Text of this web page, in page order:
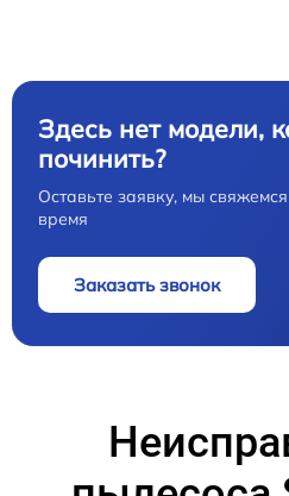
Здесь нет модели,
починить?
Оставьте заявку, мы
время
Заказать звонок